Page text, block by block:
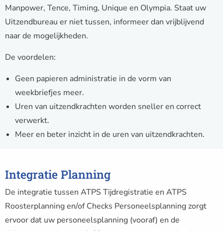
Manpower, Tence, Timing, Unique en Olympia. Staat uw
Uitzendbureau er niet tussen, informeer dan vrijblijvend
naar de mogelijkheden.
De voordelen:
Geen papieren administratie in de vorm van
weekbriefjes meer.
Uren van uitzendkrachten worden sneller en correct
verwerkt.
Meer en beter inzicht in de uren van uitzendkrachten.
Integratie Planning
De integratie tussen ATPS Tijdregistratie en ATPS
Roosterplanning en/of Checks Personeelsplanning zorgt
ervoor dat uw personeelsplanning (vooraf) en de